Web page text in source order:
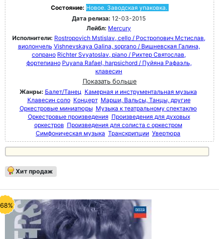
Состояние: Новое. Заводская упаковка.
Дата релиза: 12-03-2015
Лейбл: Mercury
Исполнители: Rostropovich Mstislav, cello / Ростропович Мстислав,
виолончель Vishnevskaya Galina, soprano / Вишневская Галина,
сопрано Richter Svyatoslav, piano / Рихтер Святослав,
фортепиано Puyana Rafael, harpsichord / Пуйяна Рафаэль,
клавесин
Показать больше
Жанры: Балет/Танец Камерная и инструментальная музыка
Клавесин соло Концерт Марши, Вальсы, Танцы, другие
Оркестровые миниатюры Музыка к театральному спектаклю
Оркестровые произведения Произведения для духовых
оркестров Произведения для солиста с оркестром
Симфоническая музыка Транскрипции Увертюра
Хит продаж